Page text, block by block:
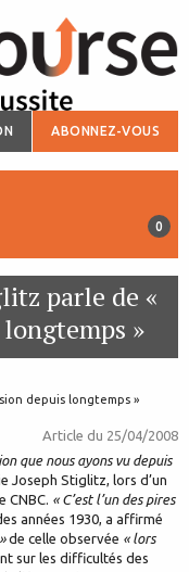
ABONNEZ-VOUS
0
parle de «
»
depuis longtemps »
Article du 25/04/2008
que nous ayons vu depuis
Joseph Stiglitz, lors d’un
CNBC. « C’est l’un des pires
années 1930, a affirmé
de celle observée « lors
sur les difficultés des